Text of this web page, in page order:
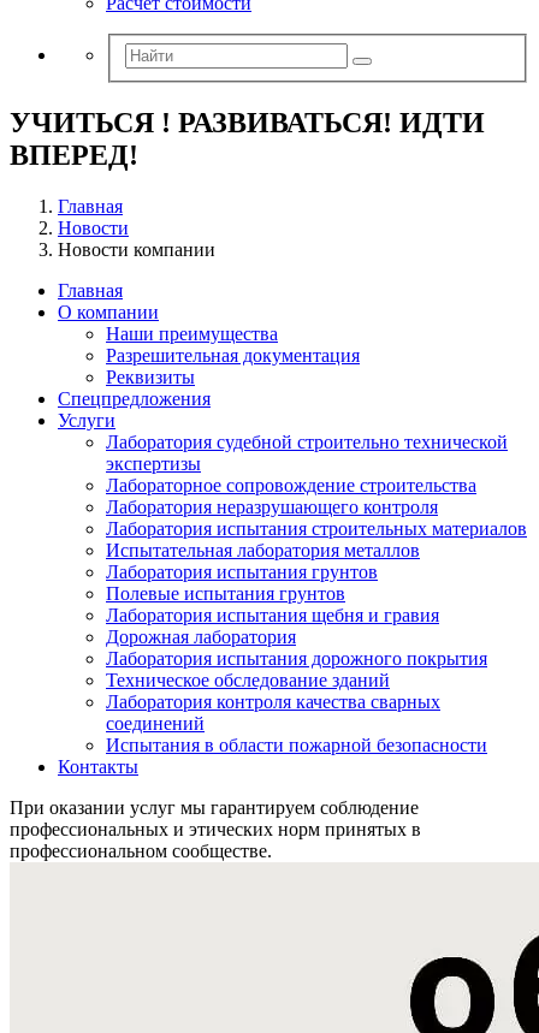
УЧИТЬСЯ ! РАЗВИВАТЬСЯ! ИДТИ
ВПЕРЕД!
Главная
Новости
Новости компании
Главная
О компании
Наши преимущества
Разрешительная документация
Реквизиты
Спецпредложения
Услуги
Лаборатория судебной строительно технической
экспертизы
Лабораторное сопровождение строительства
Лаборатория неразрушающего контроля
Лаборатория испытания строительных материалов
Испытательная лаборатория металлов
Лаборатория испытания грунтов
Полевые испытания грунтов
Лаборатория испытания щебня и гравия
Дорожная лаборатория
Лаборатория испытания дорожного покрытия
Техническое обследование зданий
Лаборатория контроля качества сварных
соединений
Испытания в области пожарной безопасности
Контакты
При оказании услуг мы гарантируем соблюдение
профессиональных и этических норм принятых в
профессиональном сообществе.